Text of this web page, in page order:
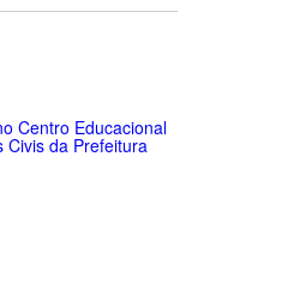
Centro Educacional
da Prefeitura